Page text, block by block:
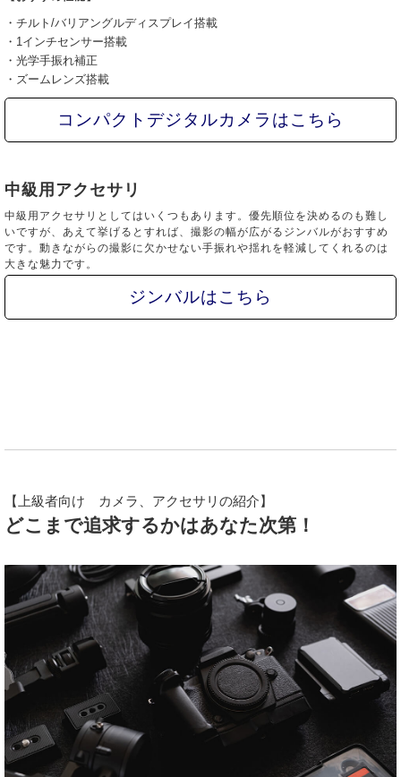
・チルト/バリアングルディスプレイ搭載
・1インチセンサー搭載
・光学手振れ補正
・ズームレンズ搭載
コンパクトデジタルカメラはこちら
中級用アクセサリ
中級用アクセサリとしてはいくつもあります。優先順位を決めるのも難し
いですが、あえて挙げるとすれば、撮影の幅が広がるジンバルがおすすめ
です。動きながらの撮影に欠かせない手振れや揺れを軽減してくれるのは
大きな魅力です。
ジンバルはこちら
【上級者向け カメラ、アクセサリの紹介】
どこまで追求するかはあなた次第！